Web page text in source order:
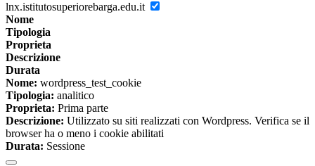
lnx.istitutosuperiorebarga.edu.it
Nome
Tipologia
Proprieta
Descrizione
Durata
Nome: wordpress_test_cookie
Tipologia: analitico
Proprieta: Prima parte
Descrizione: Utilizzato su siti realizzati con Wordpress. Verifica se il
browser ha o meno i cookie abilitati
Durata: Sessione